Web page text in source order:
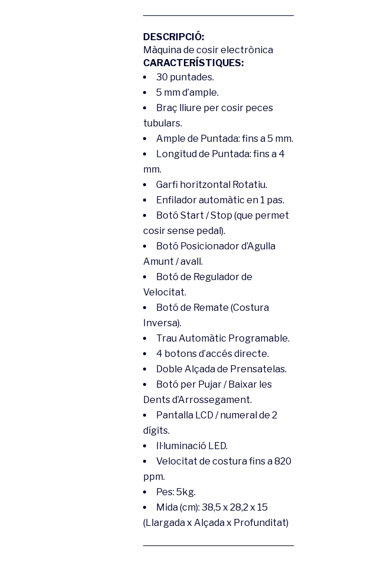
DESCRIPCIÓ:
Màquina de cosir electrònica
CARACTERÍSTIQUES:
30 puntades.
5 mm d’ample.
Braç lliure per cosir peces
tubulars.
Ample de Puntada: fins a 5 mm.
Longitud de Puntada: fins a 4
mm.
Garfi horitzontal Rotatiu.
Enfilador automàtic en 1 pas.
Botó Start / Stop (que permet
cosir sense pedal).
Botó Posicionador d’Agulla
Amunt / avall.
Botó de Regulador de
Velocitat.
Botó de Remate (Costura
Inversa).
Trau Automàtic Programable.
4 botons d’accés directe.
Doble Alçada de Prensatelas.
Botó per Pujar / Baixar les
Dents d’Arrossegament.
Pantalla LCD / numeral de 2
dígits.
Il·luminació LED.
Velocitat de costura fins a 820
ppm.
Pes: 5kg.
Mida (cm): 38,5 x 28,2 x 15
(Llargada x Alçada x Profunditat)